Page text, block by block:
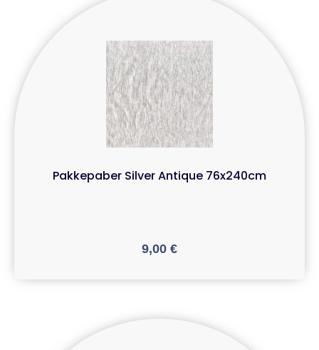
Pakkepaber Silver Antique 76x240cm
9,00 €